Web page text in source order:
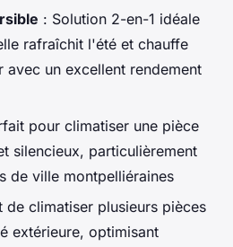
: Solution 2-en-1 idéale
rafraîchit l'été et chauffe
un excellent rendement
pour climatiser une pièce
silencieux, particulièrement
de ville montpelliéraines
de climatiser plusieurs pièces
extérieure, optimisant